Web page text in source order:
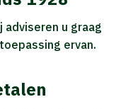
adviseren u graag
ervan.